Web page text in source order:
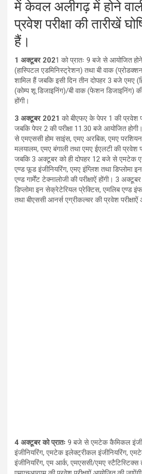
में केवल अलीगढ़ में होने
प्रवेश परीक्षा की तारीखें
हैं।
1 अक्टूबर 2021 को प्रातः 9 बजे से आयोजित होने
(हास्पिटल एडमिनिस्ट्रेशन) तथा बी वाक
शामिल हैं जबकि इसी दिन तीन दोपहर 3 बजे एमए
(कोम्प शू डिजाइनिंग)/बी वाक (फेशन डिजाइनिंग) की
होंगी।
3 अक्टूबर 2021 को बीएफए के पेपर 1 की प्रवेश
जबकि पेपर 2की परीक्षा 11.30 बजे आयोजित होगी।
से एमएससी होम साइंस,एमए अरबिक,एमए परशियन
मलयालम,एमए बंगाली तथा एमए ईएलटी की प्रवेश
जबकि3 अक्टूबर को ही दोपहर 12बजे से एमटेक
एण्ड फूड इंजीनियरिंग,एमए इंग्लिश तथा डिप्लोमा
एण्ड गार्मेंट टेक्नालोजी की परीक्षाऐं होंगी। 3 अक्टूबर
डिप्लोमा इन सेक्रेटेरियल प्रेक्टिस,एमलिब एण्ड
तथा बीएससी आनर्स एग्रीकल्चर की प्रवेश परीक्षाऐं
4 अक्टूबर को प्रातः 9 बजे से एमटेक कैमिकल
इंजीनियरिंग,एमटेक इलेक्ट्रीकल इंजीनियरिंग,
इंजीनियरिंग,एम आर्क,एमएससी/एमए